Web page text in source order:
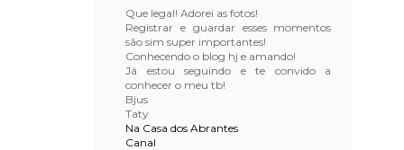
Que legal! Adorei as fotos!
Registrar e guardar esses momentos
são sim super importantes!
Conhecendo o blog hj e amando!
Já estou seguindo e te convido a
conhecer o meu tb!
Bjus
Taty
Na Casa dos Abrantes
Canal